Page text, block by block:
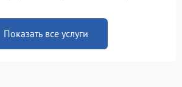
Показать все услуги